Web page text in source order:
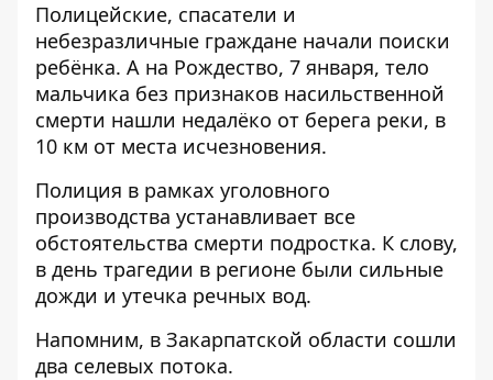
Полицейские, спасатели и
небезразличные граждане начали поиски
ребёнка. А на Рождество, 7 января, тело
мальчика без признаков насильственной
смерти нашли недалёко от берега реки, в
10 км от места исчезновения.
Полиция в рамках уголовного
производства устанавливает все
обстоятельства смерти подростка. К слову,
в день трагедии в регионе были сильные
дожди и утечка речных вод.
Напомним, в Закарпатской области сошли
два селевых потока.